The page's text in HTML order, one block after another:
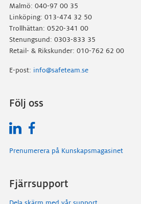
Malmö: 040-97 00 35
Linköping: 013-474 32 50
Trollhättan: 0520-341 00
Stenungsund: 0303-833 35
Retail- & Rikskunder: 010-762 62 00
E-post: info@safeteam.se
Följ oss
Prenumerera på Kunskapsmagasinet
Fjärrsupport